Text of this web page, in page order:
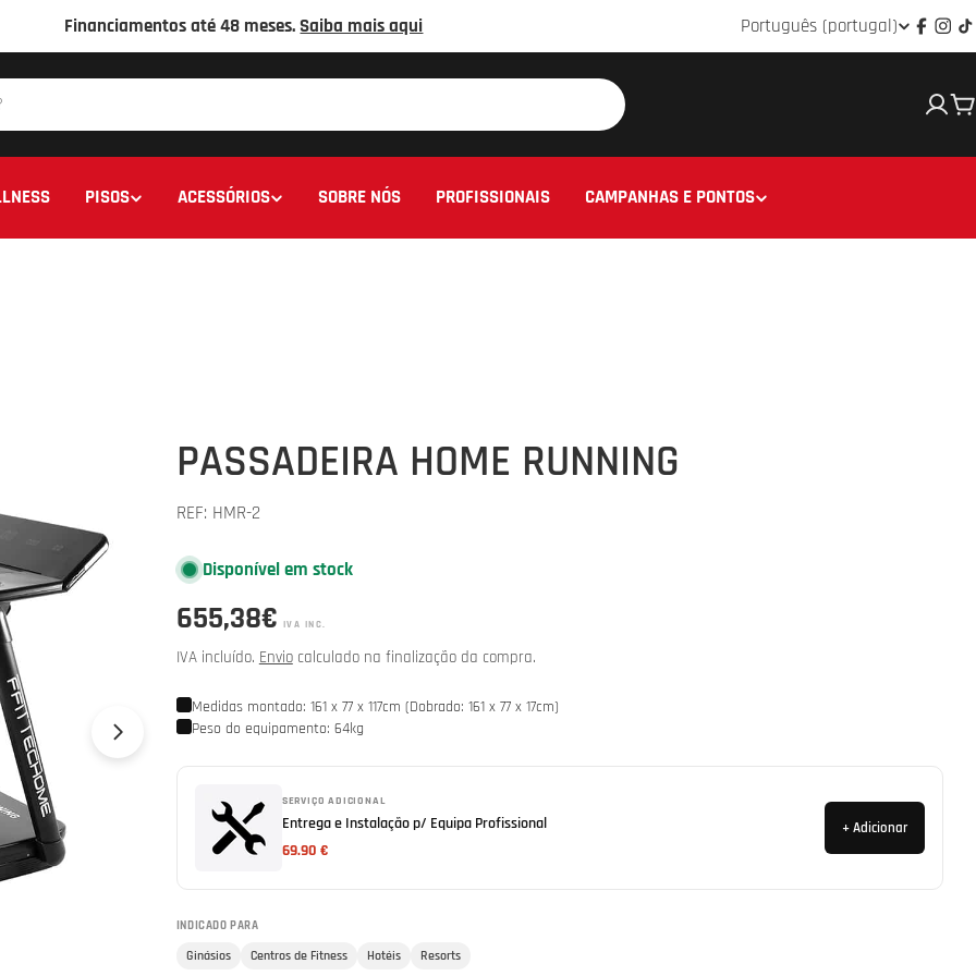
Financiamentos até 48 meses.Saiba mais aqui Idioma
Português (portugal)
PISOS ACESSÓRIOS SOBRE NÓS PROFISSIONAIS CAMPANHAS E PONTOS
Abrir media 1 em modal
PASSADEIRA HOME RUNNING
REF: HMR-2
Disponível em stock
Preço
normal
655,38€ IVA INC.
IVA incluído. Enviocalculado na finalização da compra.
Medidas montado: 161 x 77 x 117cm (Dobrado: 161 x 77 x 17cm)
Peso do equipamento: 64kg
SERVIÇO ADICIONAL
Entrega e Instalação p/ Equipa Profissional
69.90 €
+ Adicionar
INDICADO PARA
Ginásios Centros de Fitness Hotéis Resorts